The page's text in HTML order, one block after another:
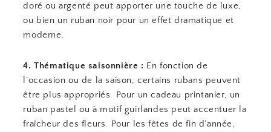
doré ou argenté peut apporter une touche de luxe,
ou bien un ruban noir pour un effet dramatique et
moderne.
4. Thématique saisonnière : En fonction de
l’occasion ou de la saison, certains rubans peuvent
être plus appropriés. Pour un cadeau printanier, un
ruban pastel ou à motif guirlandes peut accentuer la
fraîcheur des fleurs. Pour les fêtes de fin d’année,